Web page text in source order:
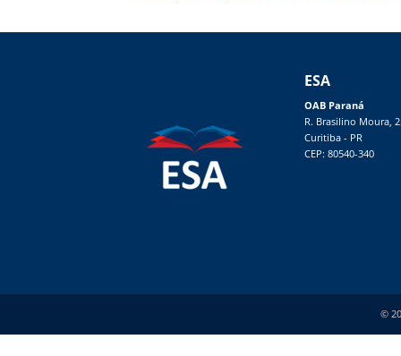
ESA
OAB Paraná
R. Brasilino Moura,
Curitiba - PR
CEP: 80540-340
©